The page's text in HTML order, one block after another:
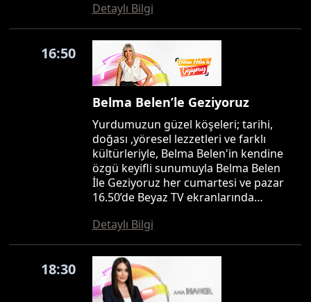
Detaylı Bilgi
16:50
Belma Belen’le Geziyoruz
Yurdumuzun güzel köşeleri; tarihi,
doğası ,yöresel lezzetleri ve farklı
kültürleriyle, Belma Belen'in kendine
özgü keyifli sunumuyla Belma Belen
İle Geziyoruz her cumartesi ve pazar
16.50’de Beyaz TV ekranlarında…
Detaylı Bilgi
18:30